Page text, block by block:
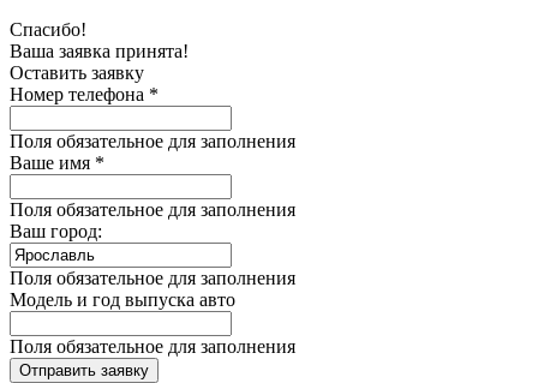
Спасибо!
Ваша заявка принята!
Оставить заявку
Номер телефона *
Поля обязательное для заполнения
Ваше имя *
Поля обязательное для заполнения
Ваш город:
Поля обязательное для заполнения
Модель и год выпуска авто
Поля обязательное для заполнения
Отправить заявку